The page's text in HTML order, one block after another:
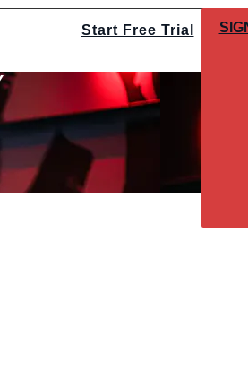
Start Free Trial